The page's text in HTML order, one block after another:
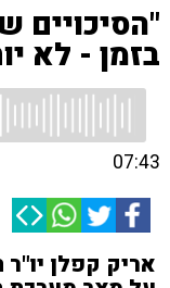
"הסיכויים
בזמן - לא יותר
07:43
אריק קפלן יו"ר